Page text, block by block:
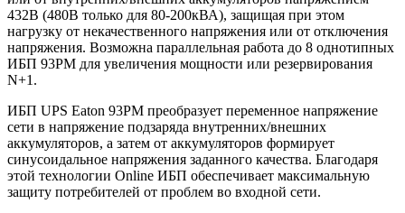
432В (480В только для 80-200кВА), защищая при этом
нагрузку от некачественного напряжения или от отключения
напряжения. Возможна параллельная работа до 8 однотипных
ИБП 93PM для увеличения мощности или резервирования
N+1.
ИБП UPS Eaton 93PM преобразует переменное напряжение
сети в напряжение подзаряда внутренних/внешних
аккумуляторов, а затем от аккумуляторов формирует
синусоидальное напряжения заданного качества. Благодаря
этой технологии Online ИБП обеспечивает максимальную
защиту потребителей от проблем во входной сети.